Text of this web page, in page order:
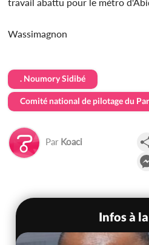
Wassimagnon
. Noumory Sidibé
Comité national de pilotage du
Par Koaci
Infos à